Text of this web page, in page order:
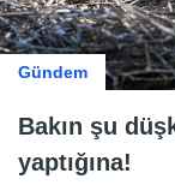
Gündem
Bakın şu
yaptığına!